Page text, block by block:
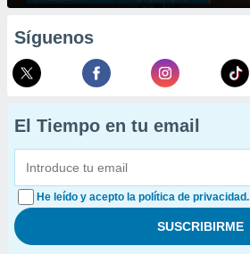
Síguenos
El Tiempo en tu email
He leído y acepto la política de privacidad.